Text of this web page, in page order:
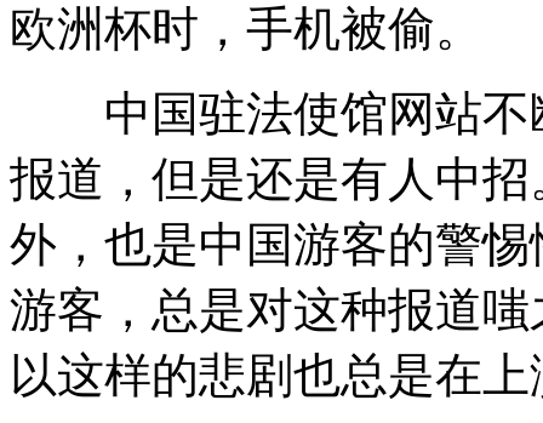
欧洲杯时，手机被偷。
中国驻法使馆网站不
报道，但是还是有人中
外，也是中国游客的警
游客，总是对这种报道
以这样的悲剧也总是在上